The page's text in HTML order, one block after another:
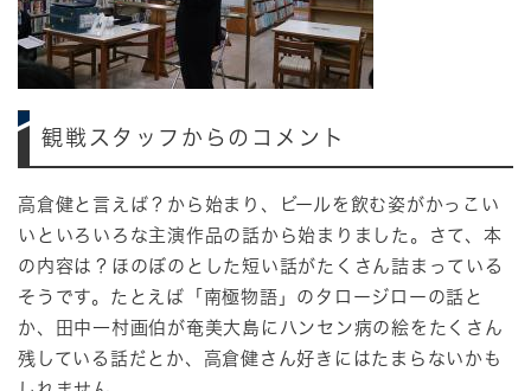
観戦スタッフからのコメント
高倉健と言えば？から始まり、ビールを飲む姿がかっこい
いといろいろな主演作品の話から始まりました。さて、本
の内容は？ほのぼのとした短い話がたくさん詰まっている
そうです。たとえば「南極物語」のタロージローの話と
か、田中一村画伯が奄美大島にハンセン病の絵をたくさん
残している話だとか、高倉健さん好きにはたまらないかも